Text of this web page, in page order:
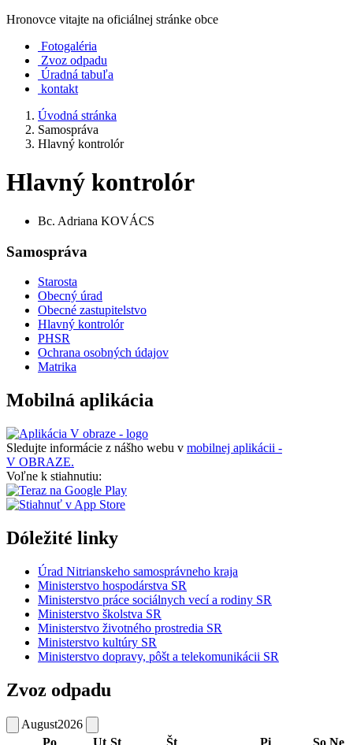
Hronovce vitajte na oficiálnej stránke obce
Fotogaléria
Zvoz odpadu
Úradná tabuľa
kontakt
Úvodná stránka
Samospráva
Hlavný kontrolór
Hlavný kontrolór
Bc. Adriana KOVÁCS
Samospráva
Starosta
Obecný úrad
Obecné zastupitelstvo
Hlavný kontrolór
PHSR
Ochrana osobných údajov
Matrika
Mobilná aplikácia
Sledujte informácie z nášho webu v mobilnej aplikácii -
V OBRAZE.
Voľne k stiahnutiu:
Dóležité linky
Úrad Nitrianskeho samosprávneho kraja
Ministerstvo hospodárstva SR
Ministerstvo práce sociálnych vecí a rodiny SR
Ministerstvo školstva SR
Ministerstvo životného prostredia SR
Ministerstvo kultúry SR
Ministerstvo dopravy, pôšt a telekomunikácii SR
Zvoz odpadu
August2026
Po
Ut St Št Pi So Ne